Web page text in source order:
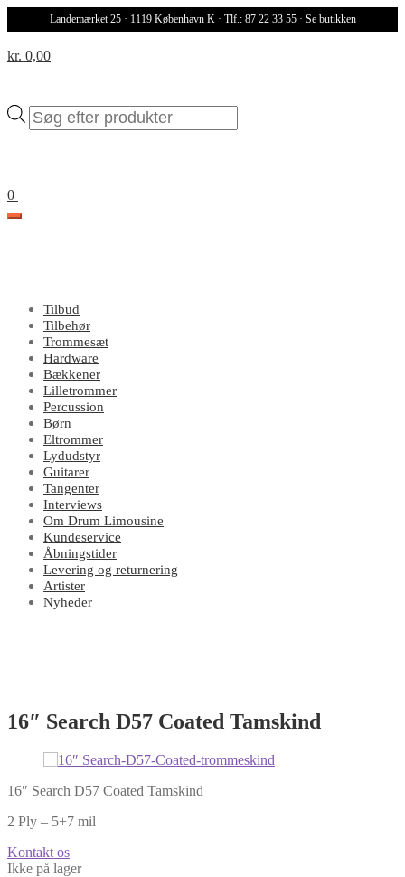
Landemærket 25 · 1119 København K · Tlf.: 87 22 33 55 · Se butikken
Products
search
kr. 0,00
0
Tilbud
Tilbehør
Trommesæt
Hardware
Bækkener
Lilletrommer
Percussion
Børn
Eltrommer
Lydudstyr
Guitarer
Tangenter
Interviews
Om Drum Limousine
Kundeservice
Åbningstider
Levering og returnering
Artister
Nyheder
16″ Search D57 Coated Tamskind
16″ Search D57 Coated Tamskind
2 Ply – 5+7 mil
Kontakt os
Ikke på lager